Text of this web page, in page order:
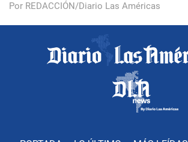
Por REDACCIÓN/Diario Las Américas